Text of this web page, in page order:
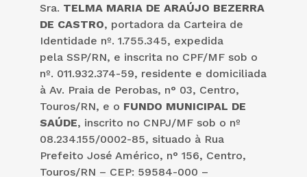
Sra. TELMA MARIA DE ARAÚJO BEZERRA
DE CASTRO, portadora da Carteira de
Identidade nº. 1.755.345, expedida
pela SSP/RN, e inscrita no CPF/MF sob o
nº. 011.932.374-59, residente e domiciliada
à Av. Praia de Perobas, n° 03, Centro,
Touros/RN, e o FUNDO MUNICIPAL DE
SAÚDE, inscrito no CNPJ/MF sob o nº
08.234.155/0002-85, situado à Rua
Prefeito José Américo, n° 156, Centro,
Touros/RN – CEP: 59584-000 –